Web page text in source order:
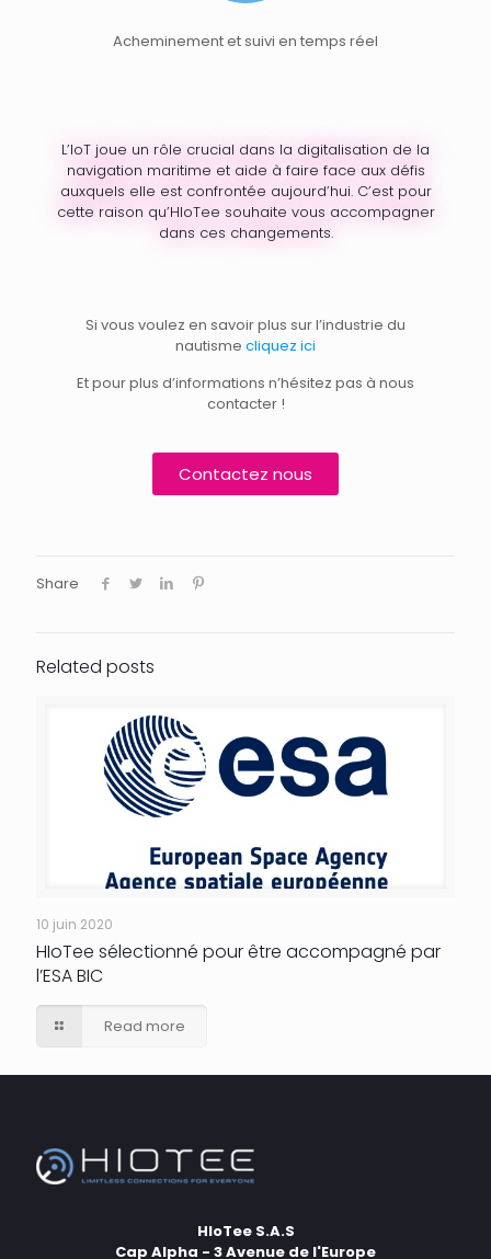
Acheminement et suivi en temps réel
L’IoT joue un rôle crucial dans la digitalisation de la
navigation maritime et aide à faire face aux défis
auxquels elle est confrontée aujourd’hui. C’est pour
cette raison qu’HIoTee souhaite vous accompagner
dans ces changements.
Si vous voulez en savoir plus sur l’industrie du
nautisme cliquez ici
Et pour plus d’informations n’hésitez pas à nous
contacter !
Contactez nous
Share
Related posts
10 juin 2020
HIoTee sélectionné pour être accompagné par
l’ESA BIC
Read more
HIoTee S.A.S
Cap Alpha - 3 Avenue de l'Europe